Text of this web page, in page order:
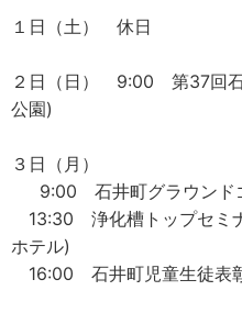
１日（土） 休日
２日（日） 9:00 第37回石
公園)
３日（月）
9:00 石井町グラウンド
13:30 浄化槽トップセミ
ホテル)
16:00 石井町児童生徒表